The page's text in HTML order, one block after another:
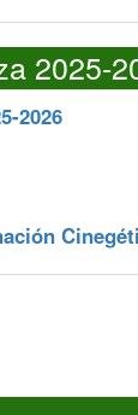
2025-
2026